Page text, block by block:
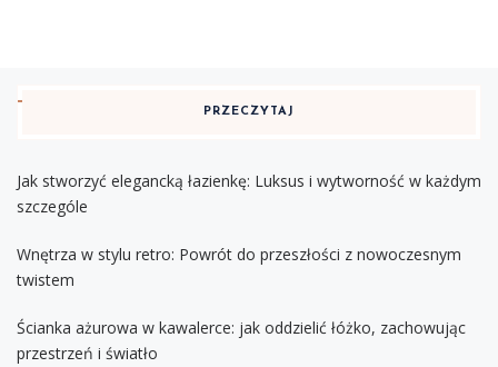
PRZECZYTAJ
Jak stworzyć elegancką łazienkę: Luksus i wytworność w każdym
szczególe
Wnętrza w stylu retro: Powrót do przeszłości z nowoczesnym
twistem
Ścianka ażurowa w kawalerce: jak oddzielić łóżko, zachowując
przestrzeń i światło